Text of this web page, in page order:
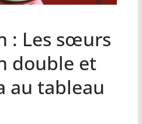
: Les sœurs
double et
au tableau